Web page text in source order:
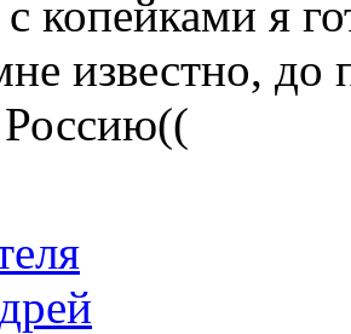
копейками я
известно, до